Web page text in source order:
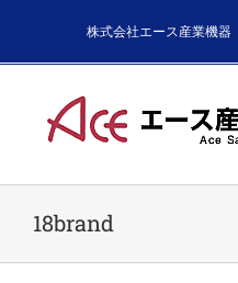
株式会社エース産業機器
18brand